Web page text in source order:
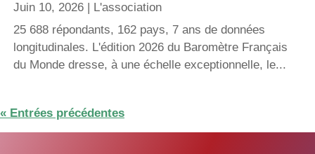
Juin 10, 2026
L'association
25 688 répondants, 162 pays, 7 ans de données
longitudinales. L'édition 2026 du Baromètre Français
du Monde dresse, à une échelle exceptionnelle, le...
« Entrées précédentes